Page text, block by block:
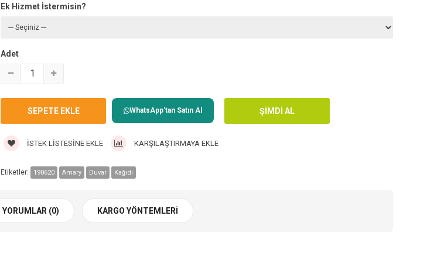
Ek Hizmet İstermisin?
Adet
WhatsApp'tan Satın Al
İSTEK LISTESINE EKLE KARŞILAŞTIRMAYA EKLE
Etiketler: 190620 Amary Duvar Kağıdı
YORUMLAR (0) KARGO YÖNTEMLERI